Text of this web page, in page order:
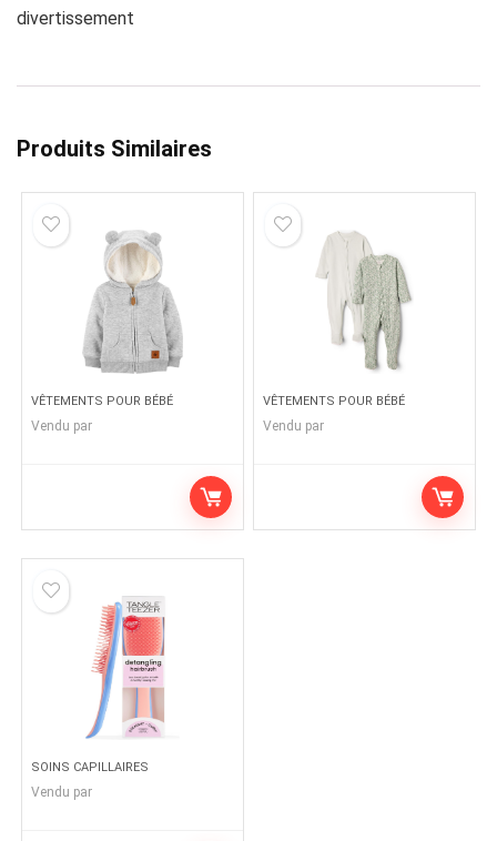
divertissement
Produits Similaires
VÊTEMENTS POUR BÉBÉ
Vendu par
VÊTEMENTS POUR BÉBÉ
Vendu par
SOINS CAPILLAIRES
Vendu par